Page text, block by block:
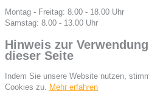
Montag - Freitag: 8.00 - 18.00 Uhr
Samstag: 8.00 - 13.00 Uhr
Hinweis zur
dieser Seite
Indem Sie unsere Website nutzen,
Cookies zu. Mehr erfahren